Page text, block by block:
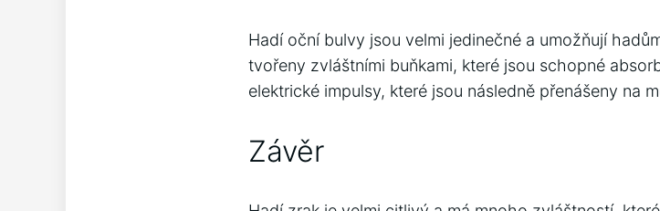
Hadí oční bulvy jsou velmi jedinečné a umožňují
tvořeny zvláštními buňkami, které jsou schopné
elektrické impulsy, které jsou následně přenášeny na
Závěr